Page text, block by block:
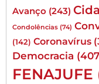
Avanço (243)
Condolências (74)
(142) Coronavírus
Democracia
FENAJUFE